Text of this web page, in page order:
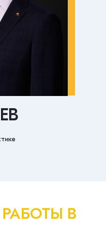
РАБОТЫ В